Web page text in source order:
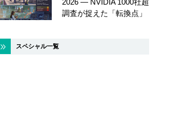
調査が捉えた「転換点」
スペシャル一覧